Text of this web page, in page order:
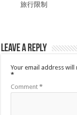
旅行限制
Leave a Reply
Your email address
*
Comment*